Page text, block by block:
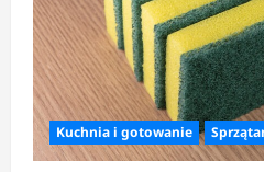
Kuchnia i gotowanie